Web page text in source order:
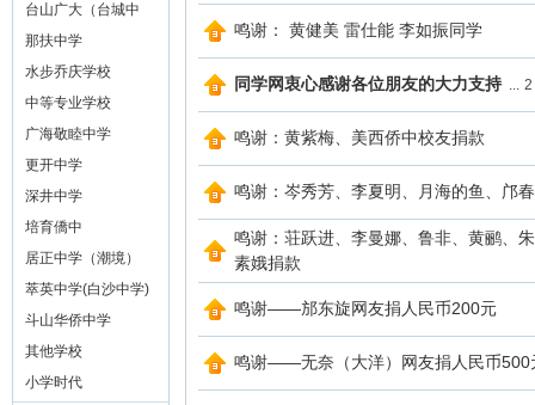
台山广大（台城中
学）
那扶中学
水步乔庆学校
中等专业学校
广海敬睦中学
更开中学
深井中学
培育僑中
居正中学（潮境）
萃英中学(白沙中学)
斗山华侨中学
其他学校
小学时代
鸣谢： 黄健美 雷仕能 李如振同学
同学网衷心感谢各位朋友的大力支持 ... 2
鸣谢：黄紫梅、美西侨中校友捐款
鸣谢：岑秀芳、李夏明、月海的鱼、邝
鸣谢：荘跃进、李曼娜、鲁非、黄鹂、
素娥捐款
鸣谢——邡东旋网友捐人民币200元
鸣谢——无奈（大洋）网友捐人民币500